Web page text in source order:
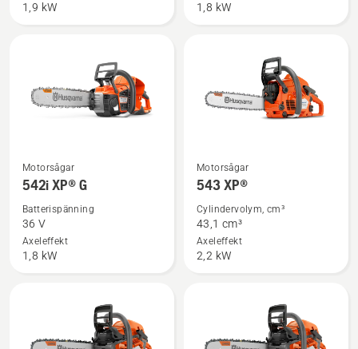
Mark
1,9 kW
XP®
1,8 kW
Se
mer
om
542i
XP®
Motorsågar
542i XP® G
Batterispänning
36 V
Axeleffekt
1,8 kW
Se
mer
om
543
XP®
Motorsågar
543 XP®
Cylindervolym, cm³
43,1 cm³
Axeleffekt
2,2 kW